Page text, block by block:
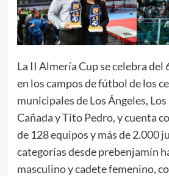
La II Almería Cup se celebra del
en los campos de fútbol de los
municipales de Los Ángeles,
Cañada y Tito Pedro, y cuenta
de 128 equipos y más de 2.000
categorías desde prebenjamín
masculino y cadete femenino,